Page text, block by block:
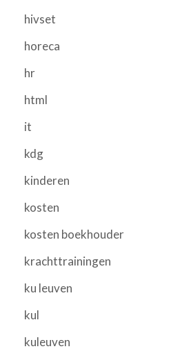
hivset
horeca
hr
html
it
kdg
kinderen
kosten
kosten boekhouder
krachttrainingen
ku leuven
kul
kuleuven